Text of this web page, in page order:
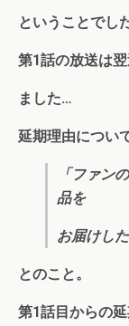
ということでし
第1話の放送は
ました…
延期理由につい
「ファン
品を
お届けし
とのこと。
第1話目からの